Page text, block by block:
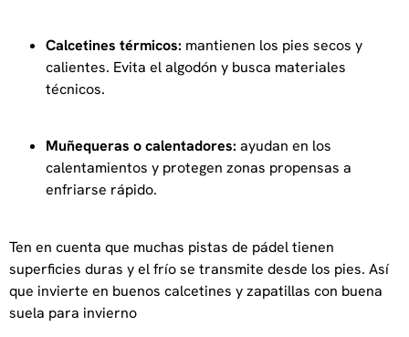
Calcetines térmicos: mantienen los pies secos y
calientes. Evita el algodón y busca materiales
técnicos.
Muñequeras o calentadores: ayudan en los
calentamientos y protegen zonas propensas a
enfriarse rápido.
Ten en cuenta que muchas pistas de pádel tienen
superficies duras y el frío se transmite desde los pies. Así
que invierte en buenos calcetines y zapatillas con buena
suela para invierno